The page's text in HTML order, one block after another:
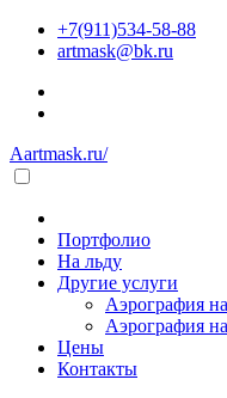
+7(911)534-58-88
artmask@bk.ru
Aartmask.ru/
Портфолио
На льду
Другие услуги
Аэрография
Аэрография
Цены
Контакты